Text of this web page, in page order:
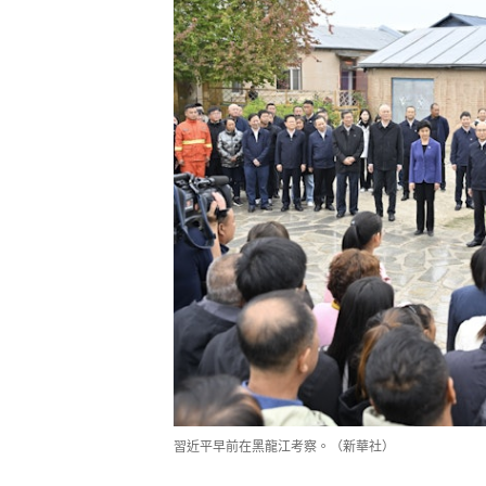
習近平早前在黑龍江考察。（新華社）